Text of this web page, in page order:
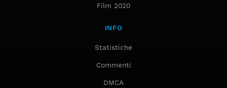
Film 2020
INFO
Statistiche
Commenti
DMCA